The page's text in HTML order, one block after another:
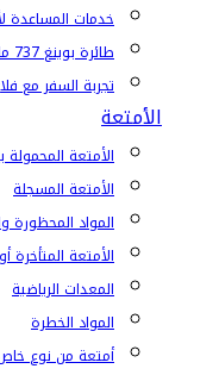
خدمات المساعدة
طائرة بوينغ 737 ماكس
تجربة السفر مع
الأمتعة
الأمتعة المحمولة
الأمتعة المسجلة
المواد المحظورة
الأمتعة المتأخرة
المعدات الرياضية
المواد الخطرة
أمتعة من نوع